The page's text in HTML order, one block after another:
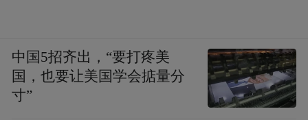
中国5招齐出，“要打疼美
国，也要让美国学会掂量分
寸”